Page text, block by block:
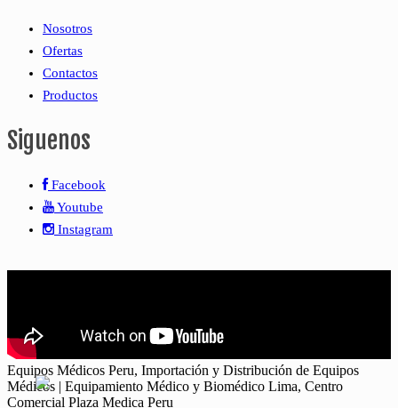
Nosotros
Ofertas
Contactos
Productos
Siguenos
Facebook
Youtube
Instagram
Equipos Médicos Peru, Importación y Distribución de Equipos
Médicos | Equipamiento Médico y Biomédico Lima, Centro
Comercial Plaza Medica Peru